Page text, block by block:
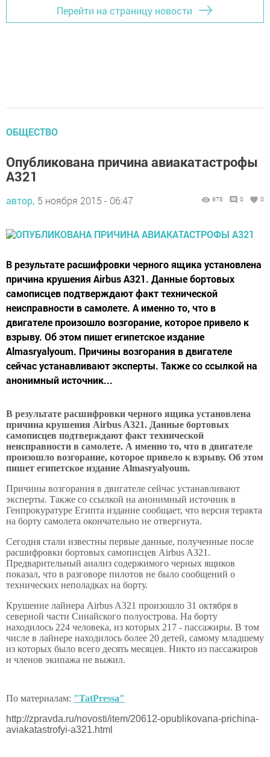
Перейти на страницу новости
ОБЩЕСТВО
Опубликована причина авиакатастрофы
А321
автор, 5 ноября 2015 - 06:47 976 0 0
В результате расшифровки черного ящика установлена
причина крушения Airbus A321. Данные бортовых
самописцев подтверждают факт технической
неисправности в самолете. А именно то, что в
двигателе произошло возгорание, которое привело к
взрыву. Об этом пишет египетское издание
Almasryalyoum. Причины возгорания в двигателе
сейчас устанавливают эксперты. Также со ссылкой на
анонимный источник...
В результате расшифровки черного ящика установлена
причина крушения Airbus A321. Данные бортовых
самописцев подтверждают факт технической
неисправности в самолете. А именно то, что в двигателе
произошло возгорание, которое привело к взрыву. Об этом
пишет египетское издание Almasryalyoum.
Причины возгорания в двигателе сейчас устанавливают
эксперты. Также со ссылкой на анонимный источник в
Генпрокуратуре Египта издание сообщает, что версия теракта
на борту самолета окончательно не отвергнута.
Сегодня стали известны первые данные, полученные после
расшифровки бортовых самописцев Airbus A321.
Предварительный анализ содержимого черных ящиков
показал, что в разговоре пилотов не было сообщений о
технических неполадках на борту.
Крушение лайнера Airbus A321 произошло 31 октября в
северной части Синайского полуострова. На борту
находилось 224 человека, из которых 217 - пассажиры. В том
числе в лайнере находилось более 20 детей, самому младшему
из которых было всего десять месяцев. Никто из пассажиров
и членов экипажа не выжил.
По материалам: "TatPressa"
http://zpravda.ru/novosti/item/20612-opublikovana-prichina-
aviakatastrofyi-a321.html